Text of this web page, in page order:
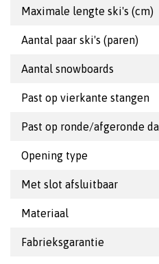
Maximale lengte ski's (cm)
Aantal paar ski's (paren)
Aantal snowboards
Past op vierkante stangen
Past op ronde/afgeronde
Opening type
Met slot afsluitbaar
Materiaal
Fabrieksgarantie